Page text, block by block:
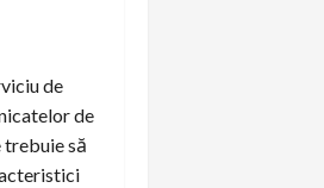
de
de
trebuie să